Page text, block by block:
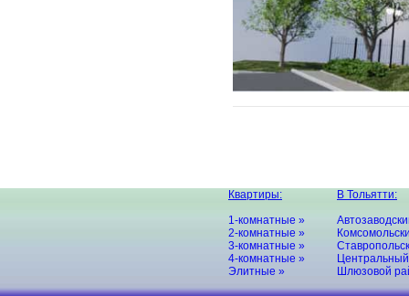
Квартиры:
1-комнатные »
2-комнатные »
3-комнатные »
4-комнатные »
Элитные »
В Тольятти:
Шлюзовой